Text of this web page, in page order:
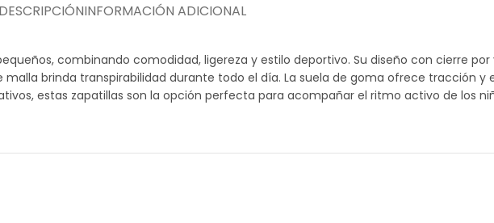
DESCRIPCIÓNINFORMACIÓN ADICIONAL
combinando comodidad, ligereza y estilo deportivo. Su diseño con cierre
brinda transpirabilidad durante todo el día. La suela de goma ofrece tracción y
estas zapatillas son la opción perfecta para acompañar el ritmo activo de los